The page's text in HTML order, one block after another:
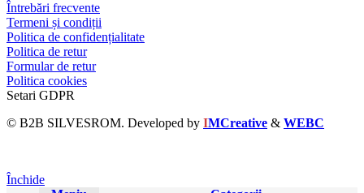
Întrebări frecvente
Termeni și condiții
Politica de confidențialitate
Politica de retur
Formular de retur
Politica cookies
Setari GDPR
© B2B SILVESROM. Developed by IMCreative & WEBC
Închide